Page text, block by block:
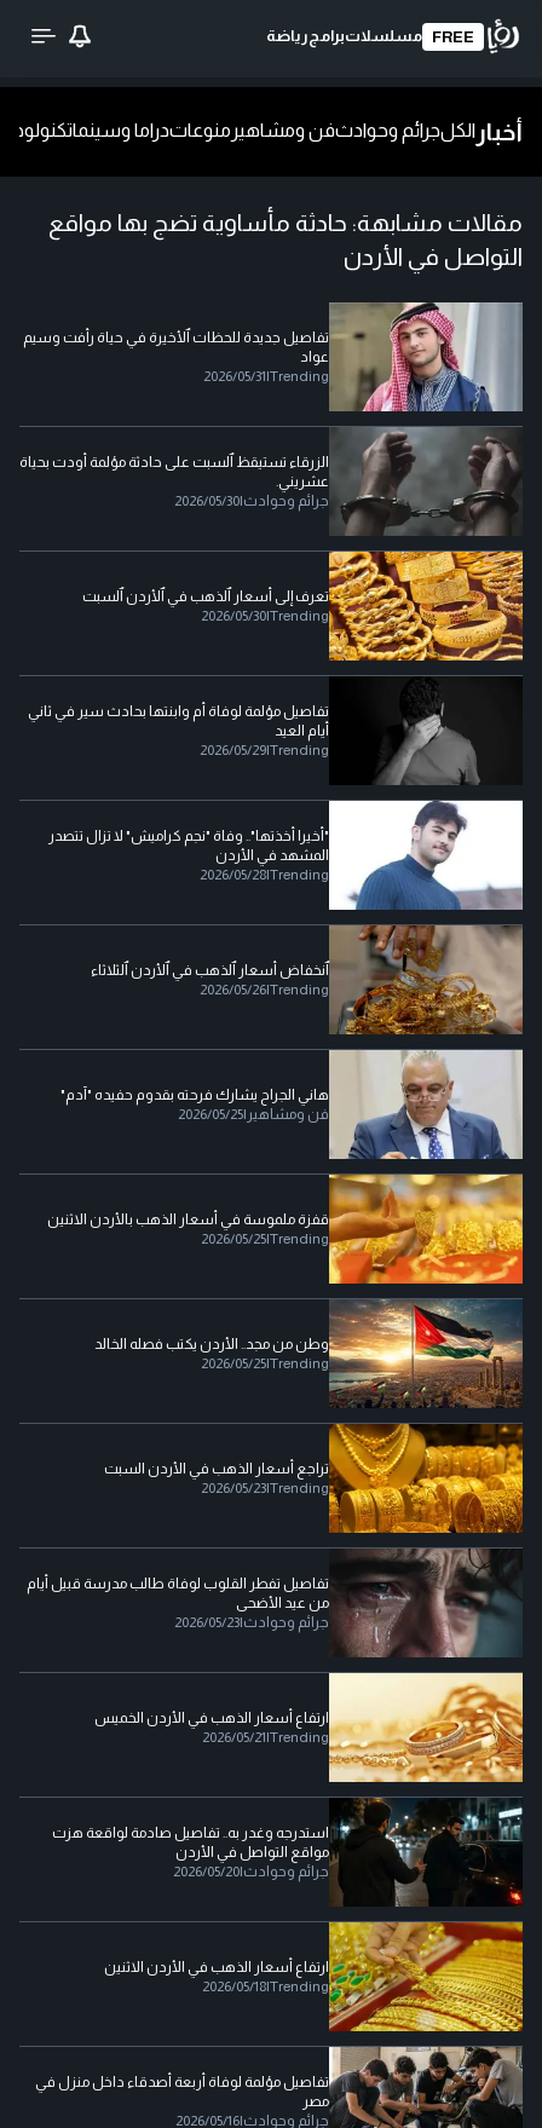
FREE مسلسلاتبرامج رياضة
أخبار الكلجرائم وحوادثفن ومشاهير منوعاتدراما وسينماتكنولوجيا
مقالات مشابهة: حادثة مأساوية تضج بها مواقع
التواصل في الأردن
تفاصيل جديدة للحظات ٱلأخيرة في حياة رأفت وسيم
عواد
Trending
|
2026/05/31
الزرقاء تستيقظ ٱلسبت على حادثة مؤلمة أودت بحياة
عشريني.
جرائم وحوادث|
2026/05/30
تعرف إلى أسعار ٱلذهب في ٱلأردن ٱلسبت
Trending
|
2026/05/30
تفاصيل مؤلمة لوفاة أم وابنتها بحادث سير في ثاني
أيام العيد
Trending
|
2026/05/29
"أخيرا أخذتها".. وفاة "نجم كراميش" لا تزال تتصدر
المشهد في الأردن
Trending
|
2026/05/28
ٱنخفاض أسعار ٱلذهب في ٱلأردن ٱلثلاثاء
Trending
|
2026/05/26
هاني الجراح يشارك فرحته بقدوم حفيده "آدم"
فن ومشاهير |
2026/05/25
قفزة ملموسة في أسعار الذهب بالأردن الاثنين
Trending
|
2026/05/25
وطن من مجد.. الأردن يكتب فصله الخالد
Trending
|
2026/05/25
تراجع أسعار الذهب في الأردن السبت
Trending
|
2026/05/23
تفاصيل تفطر القلوب لوفاة طالب مدرسة قبيل أيام
من عيد الأضحى
جرائم وحوادث|
2026/05/23
ارتفاع أسعار الذهب في الأردن الخميس
Trending
|
2026/05/21
استدرجه وغدر به.. تفاصيل صادمة لواقعة هزت
مواقع التواصل في الأردن
جرائم وحوادث|
2026/05/20
ارتفاع أسعار الذهب في الأردن الاثنين
Trending
|
2026/05/18
تفاصيل مؤلمة لوفاة أربعة أصدقاء داخل منزل في
مصر
جرائم وحوادث|
2026/05/16